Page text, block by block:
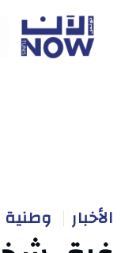
الأخبار وطنية